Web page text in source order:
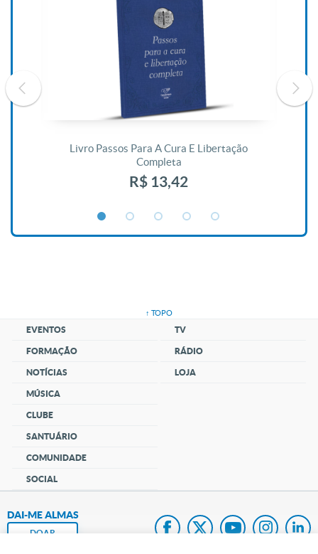
Livro Passos Para A Cura E Libertação
Completa
R$ 13,42
↑ TOPO
EVENTOS
FORMAÇÃO
NOTÍCIAS
MÚSICA
CLUBE
SANTUÁRIO
COMUNIDADE
SOCIAL
TV
RÁDIO
LOJA
DAI-ME ALMAS
DOAR